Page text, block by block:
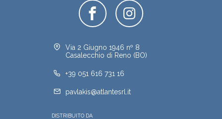
Via 2 Giugno 1946 nº 8
Casalecchio di Reno (BO)
+39 051 616 731 16
pavlakis@atlantesrl.it
DISTRIBUITO DA